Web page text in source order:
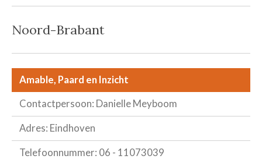
Noord-Brabant
Amable, Paard en Inzicht
Contactpersoon: Danielle Meyboom
Adres: Eindhoven
Telefoonnummer: 06 - 11073039